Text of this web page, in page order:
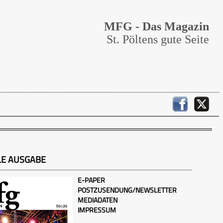
MFG - Das Magazin
St. Pöltens gute Seite
AUSGABE
E-PAPER
POSTZUSENDUNG/NEWSLETTER
MEDIADATEN
IMPRESSUM